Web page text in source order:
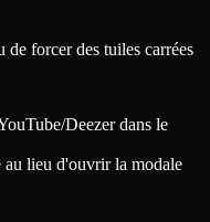
de forcer des tuiles carrées
Deezer dans le
lieu d'ouvrir la modale